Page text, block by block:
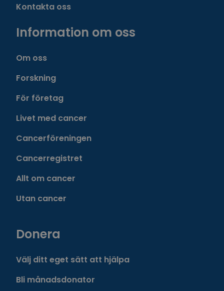
Kontakta oss
Information om oss
Om oss
Forskning
För företag
Livet med cancer
Cancerföreningen
Cancerregistret
Allt om cancer
Utan cancer
Donera
Välj ditt eget sätt att hjälpa
Bli månadsdonator